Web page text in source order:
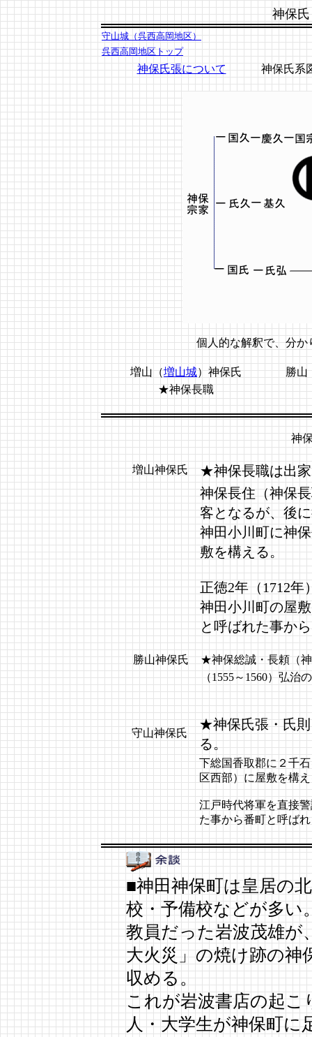
神保
守山城（呉西高岡地区）
呉西高岡地区トップ
神保氏張について 神保氏系
個人的な解釈で、分
増山（増山城）神保氏
勝山
★神保長職
神
増山神保氏
★神保長職は出
神保長住（神保
客となるが、後
神田小川町に神
敷を構える。
正徳2年（1712年
神田小川町の屋
と呼ばれた事か
勝山神保氏
★神保総誠・長頼（
（1555～1560）弘治
守山神保氏
★神保氏張・氏則
る。
下総国香取郡に２千
区西部）に屋敷を構
江戸時代将軍を直接
た事から番町と呼ば
■神田神保町は皇居の
校・予備校などが多い
教員だった岩波茂雄が
大火災」の焼け跡の神
収める。
これが岩波書店の起こ
人・大学生が神保町に